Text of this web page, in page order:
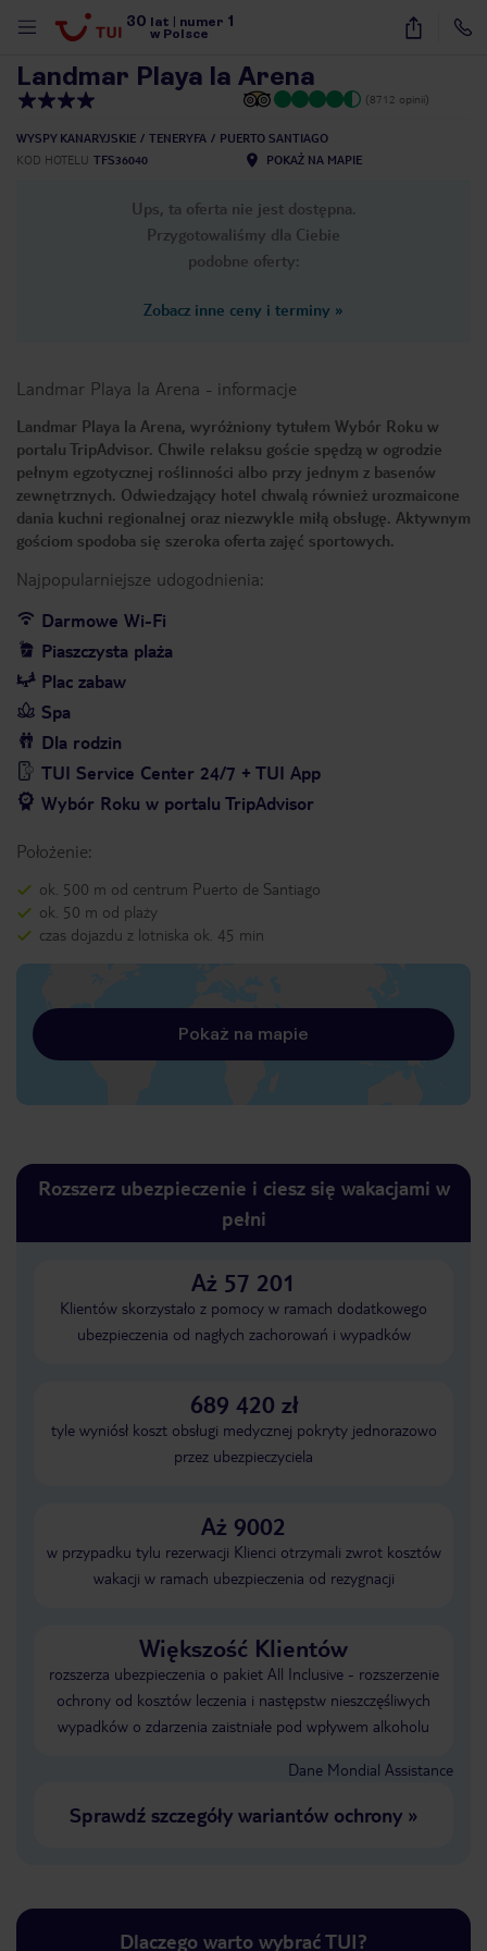
30 lat numer 1
w Polsce
77
Landmar Playa la Arena
(8712 opinii)
WYSPY KANARYJSKIE TENERYFA
PUERTO SANTIAGO
KOD HOTELU TFS36040 POKAŻ NA MAPIE
Ups, ta oferta nie jest dostępna.
Przygotowaliśmy dla Ciebie
podobne oferty:
Zobacz inne ceny i terminy »
Landmar Playa la Arena - informacje
Landmar Playa la Arena, wyróżniony tytułem Wybór Roku w
portalu TripAdvisor. Chwile relaksu goście spędzą w ogrodzie
pełnym egzotycznej roślinności albo przy jednym z basenów
zewnętrznych. Odwiedzający hotel chwalą również urozmaicone
dania kuchni regionalnej oraz niezwykle miłą obsługę. Aktywnym
gościom spodoba się szeroka oferta zajęć sportowych.
Najpopularniejsze udogodnienia:
Darmowe Wi-Fi
Piaszczysta plaża
Plac zabaw
Spa
Dla rodzin
TUI Service Center 24/7 + TUI App
Wybór Roku w portalu TripAdvisor
Położenie:
ok. 500 m od centrum Puerto de Santiago
ok. 50 m od plaży
czas dojazdu z lotniska ok. 45 min
Pokaż na mapie
Rozszerz ubezpieczenie i ciesz się wakacjami w
pełni
Aż 57 201
Klientów skorzystało z pomocy w ramach dodatkowego
ubezpieczenia od nagłych zachorowań i wypadków
689 420 zł
tyle wyniósł koszt obsługi medycznej pokryty jednorazowo
przez ubezpieczyciela
Aż 9002
w przypadku tylu rezerwacji Klienci otrzymali zwrot kosztów
wakacji w ramach ubezpieczenia od rezygnacji
Większość Klientów
rozszerza ubezpieczenia o pakiet All Inclusive - rozszerzenie
ochrony od kosztów leczenia i następstw nieszczęśliwych
wypadków o zdarzenia zaistniałe pod wpływem alkoholu
Dane Mondial Assistance
Sprawdź szczegóły wariantów ochrony»
Dlaczego warto wybrać TUI?